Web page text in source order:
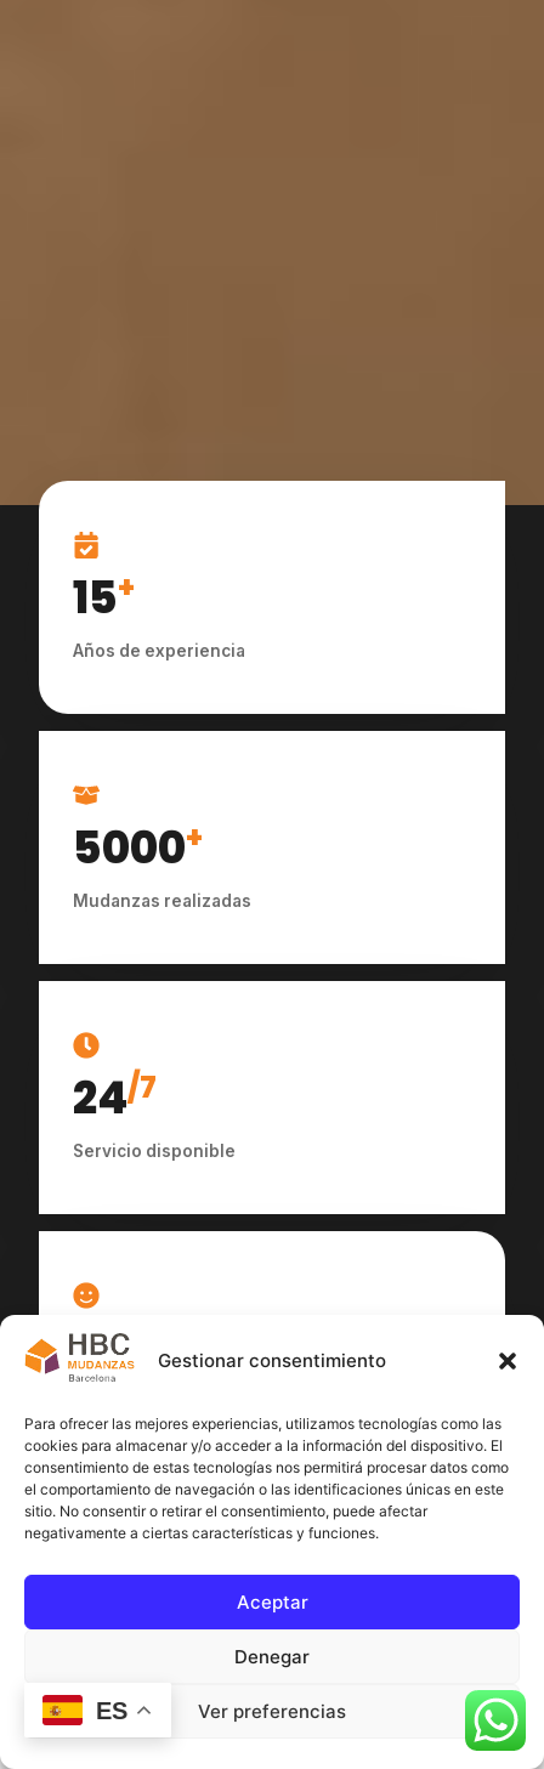
Gestionar consentimiento
Para ofrecer las mejores experiencias, utilizamos tecnologías como las
cookies para almacenar y/o acceder a la información del dispositivo. El
consentimiento de estas tecnologías nos permitirá procesar datos como
el comportamiento de navegación o las identificaciones únicas en este
sitio. No consentir o retirar el consentimiento, puede afectar
negativamente a ciertas características y funciones.
Aceptar
Denegar
Ver preferencias
15+
Años de experiencia
5000+
Mudanzas realizadas
24/7
Servicio disponible
100
ES